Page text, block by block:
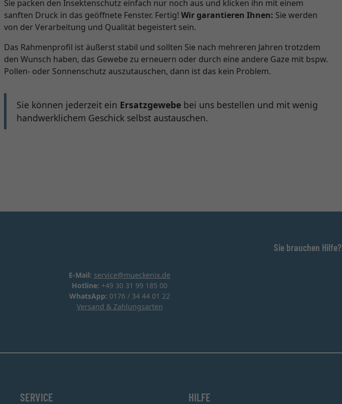
Sie packen den Insektenschutz einfach nur noch aus und klicken ihn mit einem
sanften Druck in das geöffnete Fenster. Fertig! Wir garantieren Ihnen: Sie werden
von der Verarbeitung und Qualität begeistert sein.
Das Rahmenprofil ist äußerst stabil und sollten Sie nach mehreren Jahren trotzdem
den Wunsch haben, das Gewebe zu erneuern oder durch eine andere Gaze mit bspw.
Pollen- oder Sonnenschutz auszutauschen, dann ist das kein Problem.
Sie können jederzeit ein Ersatzgewebe bei uns bestellen und mit wenig
handwerklichem Geschick selbst austauschen.
Sie brauchen Hilfe?
E-Mail: service@mueckenix.de
Hotline: +49 30 31 99 185 00
WhatsApp: 0176 / 34 44 01 22
Versand & Zahlungsarten
SERVICE HILFE